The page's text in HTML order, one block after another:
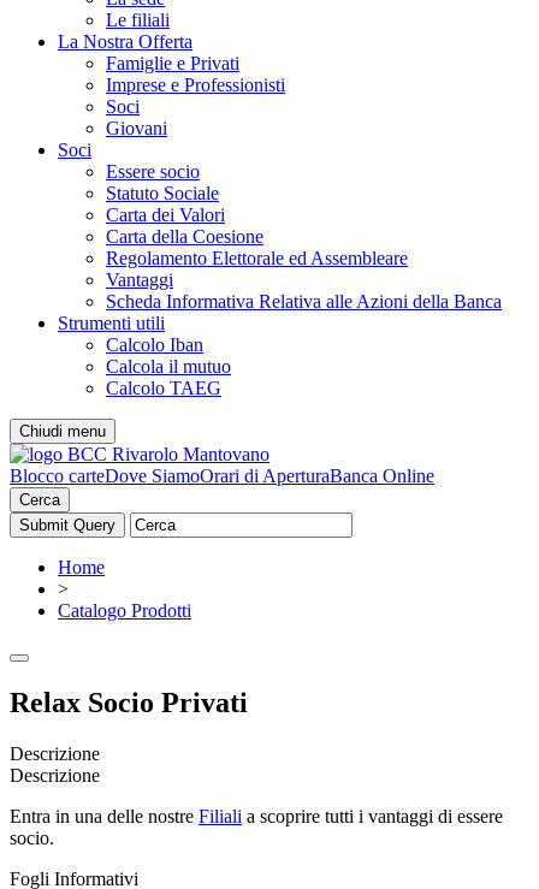
Le filiali
La Nostra Offerta
Famiglie e Privati
Imprese e Professionisti
Soci
Giovani
Soci
Essere socio
Statuto Sociale
Carta dei Valori
Carta della Coesione
Regolamento Elettorale ed Assembleare
Vantaggi
Scheda Informativa Relativa alle Azioni della Banca
Strumenti utili
Calcolo Iban
Calcola il mutuo
Calcolo TAEG
Chiudi menu
Blocco carteDove SiamoOrari di AperturaBanca Online
Cerca
Home
>
Catalogo Prodotti
Relax Socio Privati
Descrizione
Descrizione
Entra in una delle nostre Filiali a scoprire tutti i vantaggi di essere
socio.
Fogli Informativi